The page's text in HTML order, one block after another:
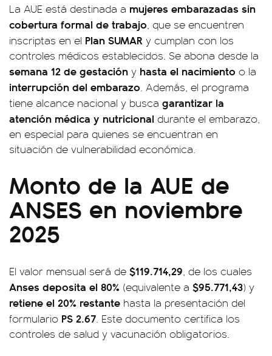
La AUE está destinada a mujeres embarazadas sin
cobertura formal de trabajo, que se encuentren
inscriptas en el Plan SUMAR y cumplan con los
controles médicos establecidos. Se abona desde la
semana 12 de gestación y hasta el nacimiento o la
interrupción del embarazo. Además, el programa
tiene alcance nacional y busca garantizar la
atención médica y nutricional durante el embarazo,
en especial para quienes se encuentran en
situación de vulnerabilidad económica.
Monto de la AUE de
ANSES en noviembre
2025
El valor mensual será de $119.714,29, de los cuales
Anses deposita el 80% (equivalente a $95.771,43) y
retiene el 20% restante hasta la presentación del
formulario PS 2.67. Este documento certifica los
controles de salud y vacunación obligatorios.